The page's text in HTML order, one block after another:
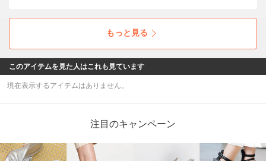
ALUNE SEVEN TWELVE THIRTY
上質な見た目と実用性を兼ね備えた、人工皮革
のパンプスシリーズが登場。 本革パンプスで培
った木型とシルエットをそのまま活かした、端
正なスクエアトゥのバックルパンプス。
波打つようなスカラップカットが可憐な印象の
ストラップサンダル。 細めのアンクルストラッ
プとローヒールが、華奢見えと安定感を両立。
フェミニンスタイルはもちろん、デニムなどカ